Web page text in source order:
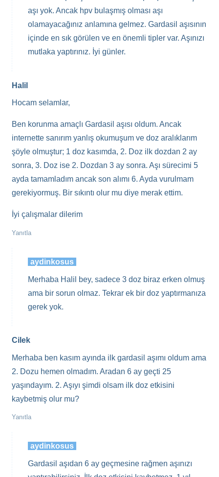
aşı yok. Ancak hpv bulaşmış olması aşı
olamayacağınız anlamına gelmez. Gardasil aşısının
içinde en sık görülen ve en önemli tipler var. Aşınızı
mutlaka yaptırınız. İyi günler.
Halil
Hocam selamlar,
Ben korunma amaçlı Gardasil aşısı oldum. Ancak
internette sanırım yanlış okumuşum ve doz aralıklarım
şöyle olmuştur; 1 doz kasımda, 2. Doz ilk dozdan 2 ay
sonra, 3. Doz ise 2. Dozdan 3 ay sonra. Aşı sürecimi 5
ayda tamamladım ancak son alımı 6. Ayda vurulmam
gerekiyormuş. Bir sıkıntı olur mu diye merak ettim.
İyi çalışmalar dilerim
Yanıtla
aydinkosus
Merhaba Halil bey, sadece 3 doz biraz erken olmuş
ama bir sorun olmaz. Tekrar ek bir doz yaptırmanıza
gerek yok.
Cilek
Merhaba ben kasım ayında ilk gardasil aşımı oldum ama
2. Dozu hemen olmadım. Aradan 6 ay geçti 25
yaşındayım. 2. Aşıyı şimdi olsam ilk doz etkisini
kaybetmiş olur mu?
Yanıtla
aydinkosus
Gardasil aşıdan 6 ay geçmesine rağmen aşınızı